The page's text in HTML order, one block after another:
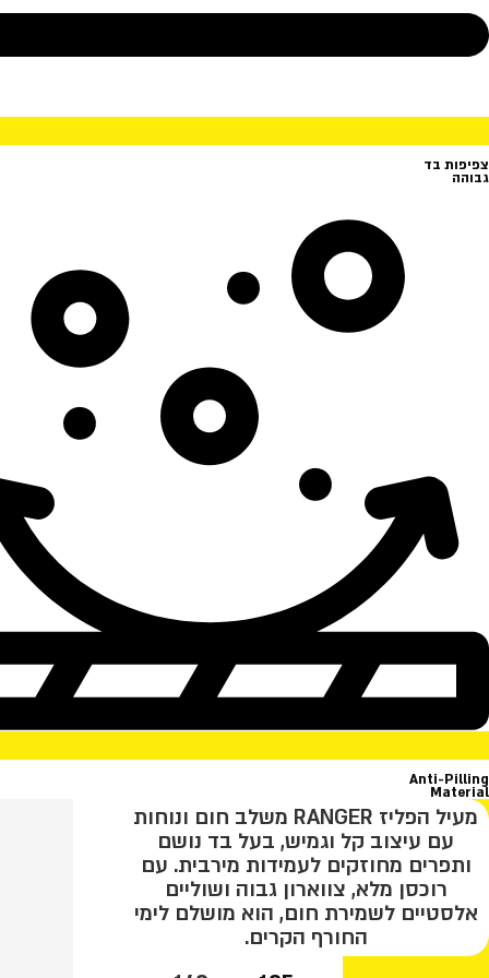
צפיפות בד
גבוהה
Anti-Pilling
Material
מעיל הפליז RANGER משלב חום ונוחות
עם עיצוב קל וגמיש, בעל בד נושם
ותפרים מחוזקים לעמידות מירבית. עם
רוכסן מלא, צווארון גבוה ושוליים
אלסטיים לשמירת חום, הוא מושלם לימי
החורף הקרים.